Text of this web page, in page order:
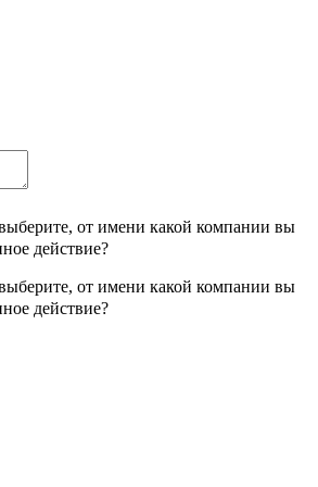
от имени какой компании вы
действие?
от имени какой компании вы
действие?